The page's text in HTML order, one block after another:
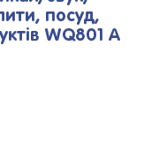
посуд,
WQ801 A